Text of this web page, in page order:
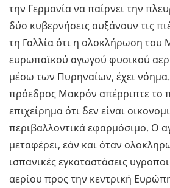
την Γερμανία να παίρνει την
δύο κυβερνήσεις αυξάνουν τις
τη Γαλλία ότι η ολοκλήρωση του
ευρωπαϊκού αγωγού φυσικού
μέσω των Πυρηναίων, έχει
πρόεδρος Μακρόν απέρριπτε το
επιχείρημα ότι δεν είναι
περιβαλλοντικά εφαρμόσιμο. O
μεταφέρει, εάν και όταν
ισπανικές εγκαταστάσεις
αερίου προς την κεντρική